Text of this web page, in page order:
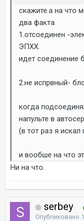
скажите.а на что
два факта
1.отсоединен -
ЭПХХ.
идет соединение
2.не испрвный-
когда
напульте в
(в тот раз я искал
и вообше на что
Ни на что.
serbey
Опубликовано